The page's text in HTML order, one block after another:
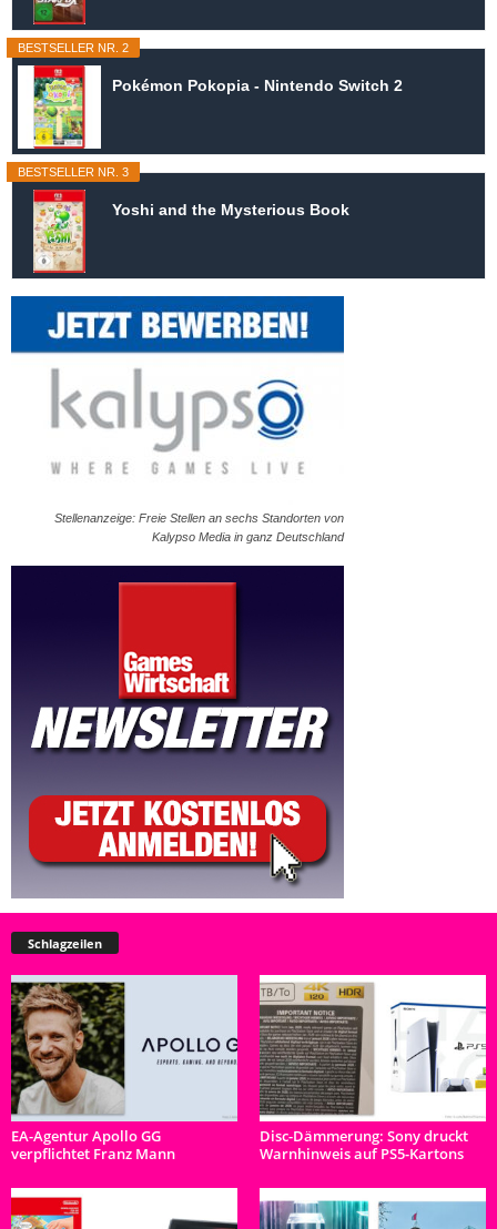
BESTSELLER NR. 2
Pokémon Pokopia - Nintendo Switch 2
BESTSELLER NR. 3
Yoshi and the Mysterious Book
Stellenanzeige: Freie Stellen an sechs Standorten von
Kalypso Media in ganz Deutschland
Schlagzeilen
EA-Agentur Apollo GG
verpflichtet Franz Mann
Disc-Dämmerung: Sony druckt
Warnhinweis auf PS5-Kartons